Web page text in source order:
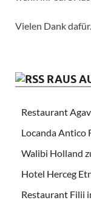
Vielen Dank dafür.
RAUS
Restaurant
Locanda Antico
Walibi Holland
Hotel Herceg
Restaurant Filii